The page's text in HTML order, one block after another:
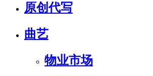
原创代写
曲艺
物业市场